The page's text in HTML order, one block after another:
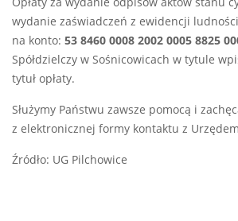
wydanie zaświadczeń z ewidencji
na konto: 53 8460 0008 2002 0005 8825
Spółdzielczy w Sośnicowicach w tytule
tytuł opłaty.
Służymy Państwu zawsze pomocą i
z elektronicznej formy kontaktu z
Źródło: UG Pilchowice